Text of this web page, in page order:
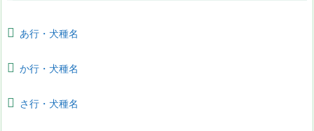
あ行・犬種名
か行・犬種名
さ行・犬種名